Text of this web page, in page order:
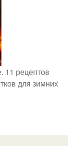
11 рецептов
для зимних